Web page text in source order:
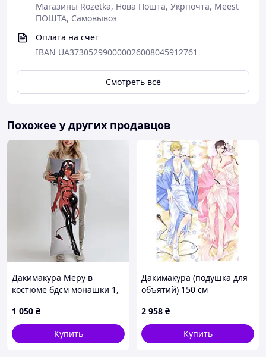
Магазины Rozetka, Нова Пошта, Укрпочта, Meest
ПОШТА, Самовывоз
Оплата на счет
IBAN UA373052990000026008045912761
Смотреть всё
Похожее у других продавцов
Дакимакура Меру в
костюме бдсм монашки 1,
100*33 см лутшая с
быстрой доставкой по
Украине
1 050 ₴
Купить
Дакимакура (подушка для
объятий) 150 см
and Izaya» tape 1
2 958 ₴
Купить